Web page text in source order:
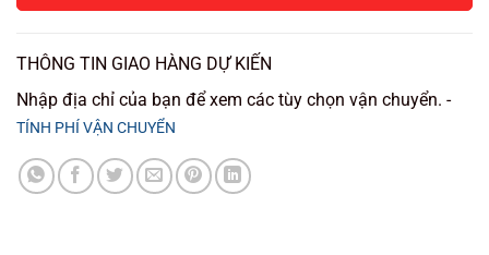
THÔNG TIN GIAO HÀNG DỰ KIẾN
Nhập địa chỉ của bạn để xem các tùy chọn vận chuyển. -
TÍNH PHÍ VẬN CHUYỂN